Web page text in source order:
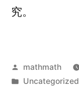
究。
Posted
by
mathmath
Posted
Uncategorized